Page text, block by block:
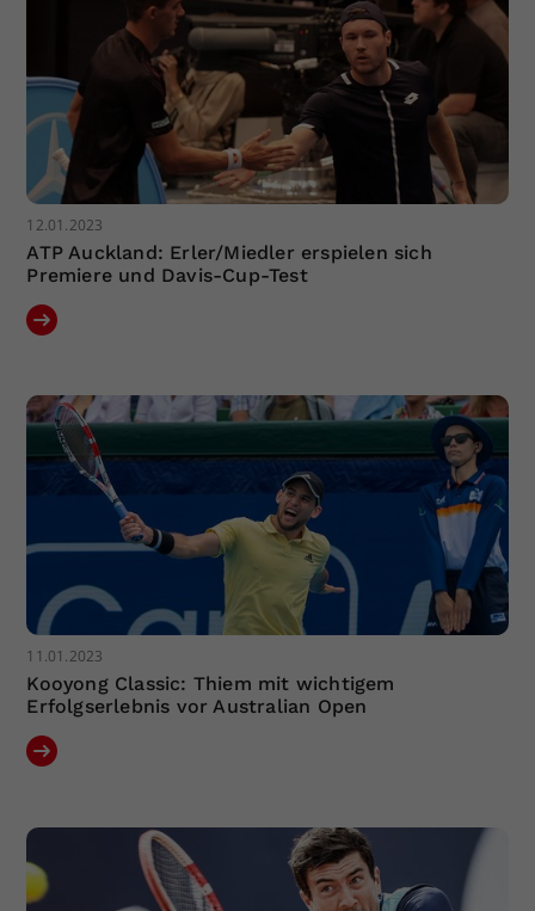
12.01.2023
ATP Auckland: Erler/Miedler erspielen sich
Premiere und Davis-Cup-Test
11.01.2023
Kooyong Classic: Thiem mit wichtigem
Erfolgserlebnis vor Australian Open